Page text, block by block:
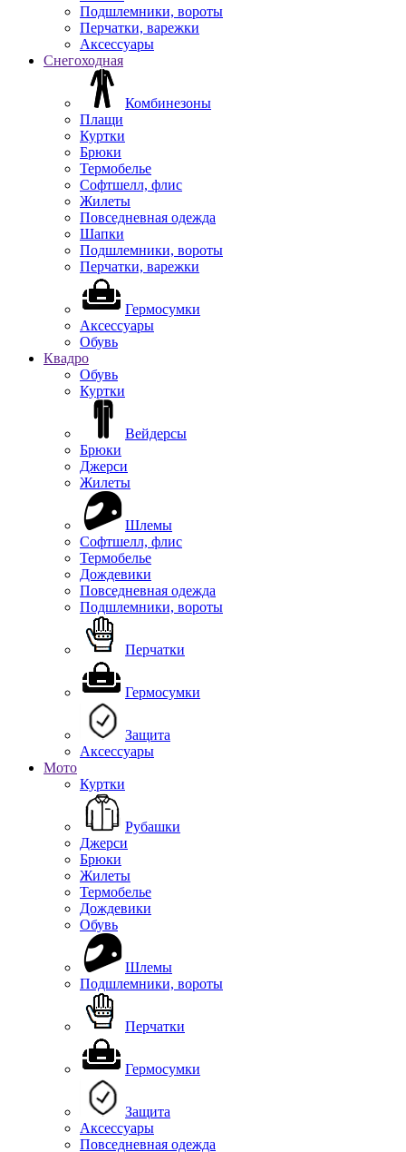
Подшлемники, вороты
Перчатки, варежки
Аксессуары
Снегоходная
Комбинезоны
Плащи
Куртки
Брюки
Термобелье
Софтшелл, флис
Жилеты
Повседневная одежда
Шапки
Подшлемники, вороты
Перчатки, варежки
Гермосумки
Аксессуары
Обувь
Квадро
Обувь
Куртки
Вейдерсы
Брюки
Джерси
Жилеты
Шлемы
Софтшелл, флис
Термобелье
Дождевики
Повседневная одежда
Подшлемники, вороты
Перчатки
Гермосумки
Защита
Аксессуары
Мото
Куртки
Рубашки
Джерси
Брюки
Жилеты
Термобелье
Дождевики
Обувь
Шлемы
Подшлемники, вороты
Перчатки
Гермосумки
Защита
Аксессуары
Повседневная одежда